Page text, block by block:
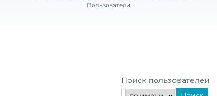
Пользователи
Поиск пользователей